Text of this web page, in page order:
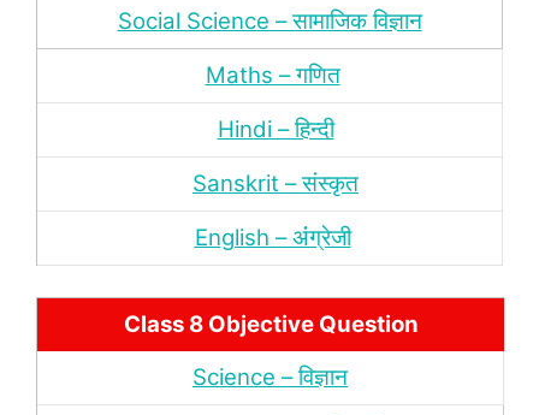
Social Science – सामाजिक विज्ञान
Maths – गणित
Hindi – हिन्‍दी
Sanskrit – संस्‍कृत
English – अंंग्रेजी
Class 8 Objective Question
Science – विज्ञान